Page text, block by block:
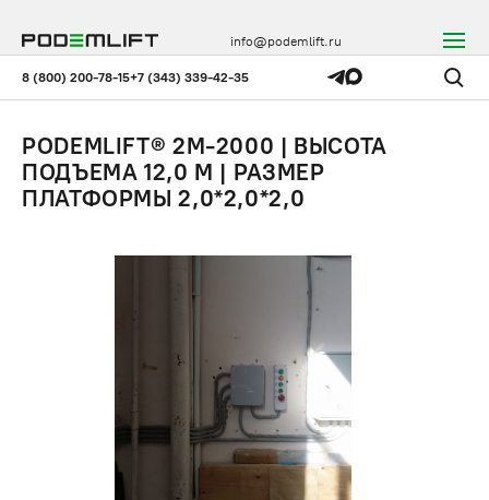
8 (800) 200-78-15+7 (343) 339-42-35
info@podemlift.ru
PODEMLIFT® 2M-2000 | ВЫСОТА
ПОДЪЕМА 12,0 М | РАЗМЕР
ПЛАТФОРМЫ 2,0*2,0*2,0